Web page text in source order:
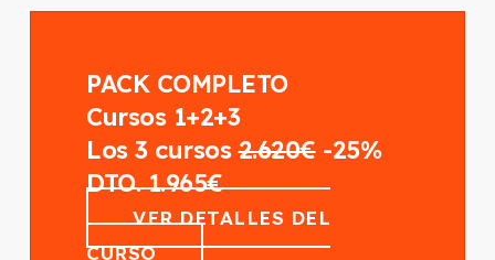
PACK COMPLETO
Cursos 1+2+3
Los 3 cursos2.620€-25%
DTO. 1.965€
VER DETALLES DEL
CURSO